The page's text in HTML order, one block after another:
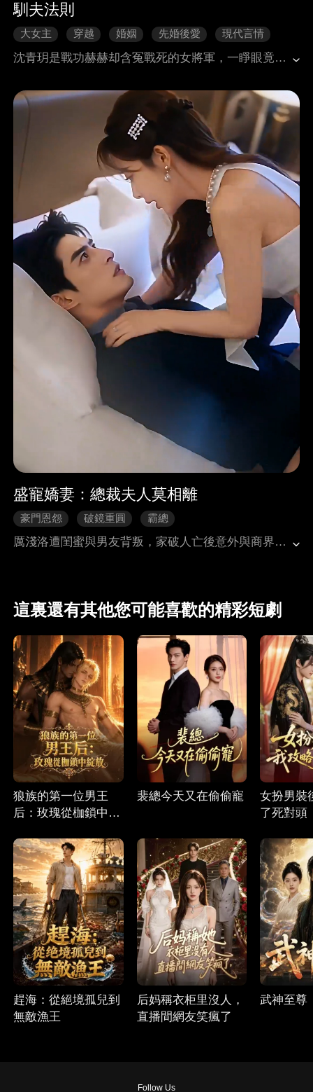
馴夫法則
大女主 穿越 婚姻 先婚後愛 現代言情
沈青玥是戰功赫赫却含冤戰死的女將軍，一睜眼竟成了現代豪門裡任人欺凌的軟弱千金。江浩遲是A市聞名、遊戲人間的紈褲大少，被迫娶了沈青玥這一個豪門棄女。當古代戰神遇上現代浪子，馴夫如訓兵，先立威，後挫銳，再結心。沈青玥一手整治惡毒繼母，一手調教頑劣丈夫，在光怪陸離的現代都市裡，闖出屬於自己的一片天。
盛寵嬌妻：總裁夫人莫相離
豪門恩怨 破鏡重圓 霸總
厲淺洛遭閨蜜與男友背叛，家破人亡後意外與商界巨頭斯靳恆契約結婚。兩人從各取所需到真心相愛，卻因前女友挑起誤會而離婚。厲淺洛絕望在海邊暈倒被救，發現自己是A國黎家失散千金，逆襲歸來。斯靳恆查明真相，拼死救她，最終破除心結，重歸於好，迎來幸福結局。
這裏還有其他您可能喜歡的精彩短劇
狼族的第一位男王
后：玫瑰從枷鎖中綻
趕海：從絕境孤兒到
無敵漁王
裴總今天又在偷偷寵
后妈稱衣柜里沒人，
直播間網友笑瘋了
女扮男裝
了死對頭
武神至尊
Follow Us